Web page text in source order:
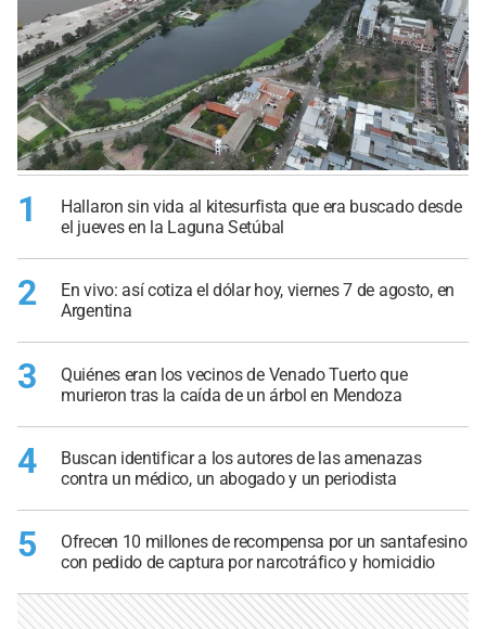
1
Hallaron sin vida al kitesurfista que era buscado desde
el jueves en la Laguna Setúbal
2
En vivo: así cotiza el dólar hoy, viernes 7 de agosto, en
Argentina
3
Quiénes eran los vecinos de Venado Tuerto que
murieron tras la caída de un árbol en Mendoza
4
Buscan identificar a los autores de las amenazas
contra un médico, un abogado y un periodista
5
Ofrecen 10 millones de recompensa por un santafesino
con pedido de captura por narcotráfico y homicidio